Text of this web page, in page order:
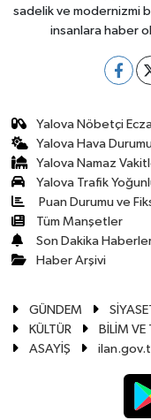
sadelik ve modernizmi
insanlara haber
Yalova Nöbetçi
Yalova Hava
Yalova Namaz
Yalova Trafik
Puan Durumu ve
Tüm Manşetler
Son Dakika
Haber Arşivi
GÜNDEM
KÜLTÜR
BİLİM VE
ASAYİŞ